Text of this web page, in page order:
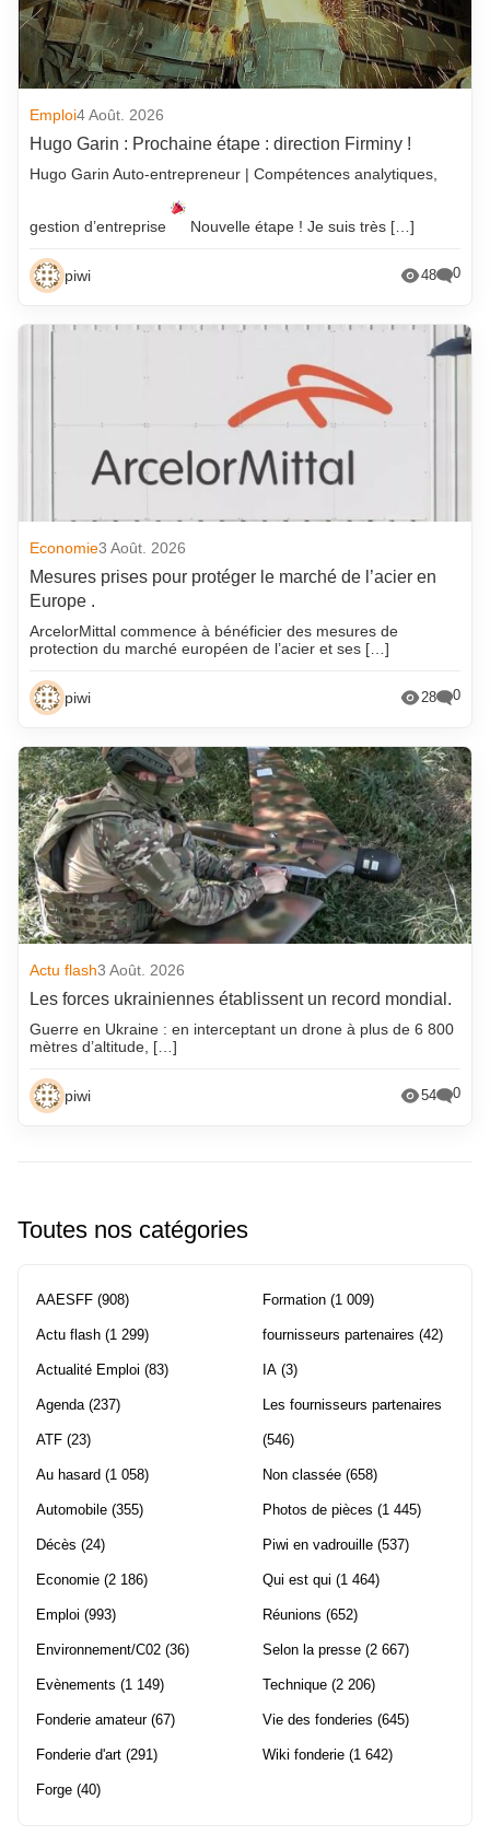
Emploi4 Août. 2026
Hugo Garin : Prochaine étape : direction Firminy !
Hugo Garin Auto-entrepreneur | Compétences analytiques,
gestion d’entreprise Nouvelle étape ! Je suis très […]
piwi 48 0
Economie3 Août. 2026
Mesures prises pour protéger le marché de l’acier en
Europe .
ArcelorMittal commence à bénéficier des mesures de
protection du marché européen de l’acier et ses […]
piwi 28 0
Actu flash3 Août. 2026
Les forces ukrainiennes établissent un record mondial.
Guerre en Ukraine : en interceptant un drone à plus de 6 800
mètres d’altitude, […]
piwi 54 0
Toutes nos catégories
AAESFF (908)
Actu flash (1 299)
Actualité Emploi (83)
Agenda(237)
ATF (23)
Au hasard (1 058)
Automobile (355)
Décès (24)
Economie (2 186)
Emploi (993)
Environnement/C02 (36)
Evènements (1 149)
Fonderie amateur(67)
Fonderie d'art (291)
Forge (40)
Formation (1 009)
fournisseurs partenaires (42)
IA (3)
Les fournisseurs partenaires
(546)
Non classée (658)
Photos de pièces (1 445)
Piwi en vadrouille (537)
Qui est qui (1 464)
Réunions (652)
Selon la presse (2 667)
Technique (2 206)
Vie des fonderies (645)
Wiki fonderie (1 642)